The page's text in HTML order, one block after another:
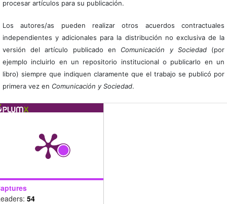
procesar artículos para su publicación.
Los autores/as pueden realizar otros acuerdos contractuales
independientes y adicionales para la distribución no exclusiva de la
versión del artículo publicado en Comunicación y Sociedad(por
ejemplo incluirlo en un repositorio institucional o publicarlo en un
libro) siempre que indiquen claramente que el trabajo se publicó por
primera vez en Comunicación y Sociedad.
54